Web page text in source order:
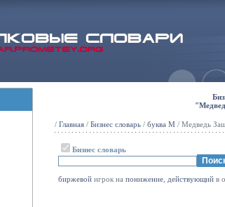
/ Главная / Бизнес словарь / буква М / Медведь
Бизнес словарь
биржевой игрок на понижение действующий в